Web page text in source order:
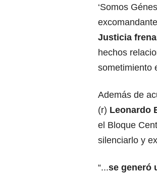
‘Somos
Justicia
hechos
sometimiento
Además de
(r) Leonardo
el Bloque
silenciarlo y
“...se generó